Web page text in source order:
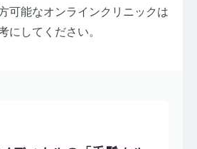
可能なオンラインクリニックは
にしてください。